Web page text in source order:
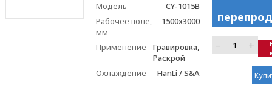
Модель
CY-1015B
Рабочее поле,
мм
1500x3000
Применение
Гравировка,
Раскрой
Охлаждение
HanLi / S&A
– +